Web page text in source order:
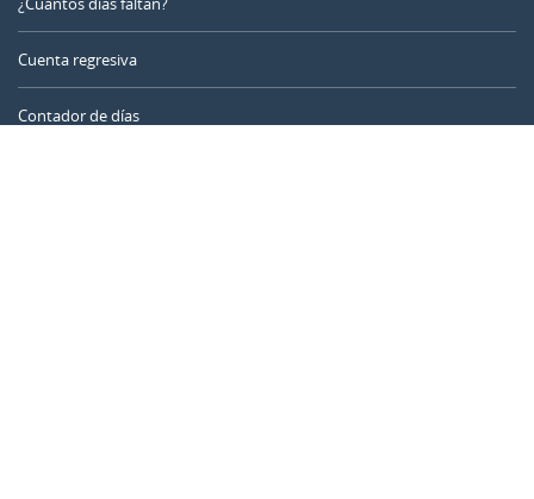
Cuenta regresiva
Contador de días